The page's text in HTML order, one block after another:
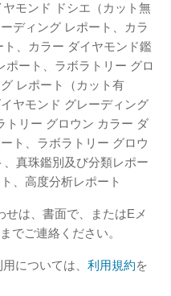
モンド ドシエ（カット無
ディング レポート、カラ
、カラー ダイヤモンド鑑
ート、ラボラトリー グロ
レポート（カット有
ヤモンド グレーディング
トリー グロウン カラー ダ
ト、ラボラトリー グロウ
真珠鑑別及び分類レポー
、高度分析レポート
は、書面で、またはEメ
でご連絡ください。
については、 利用規約を